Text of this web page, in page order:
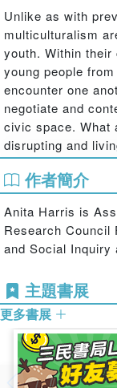
Unlike as with
multiculturalism
youth. Within
young people
encounter one
negotiate and
civic space. What
disrupting and
create inclusive
conditions that
cultural studies
young people
multicultural cities
experience,
and citizenship.
of a generation
challenge.
作者簡介
Anita Harris is
Research Council
and Social Inquiry
主題書展
更多書展